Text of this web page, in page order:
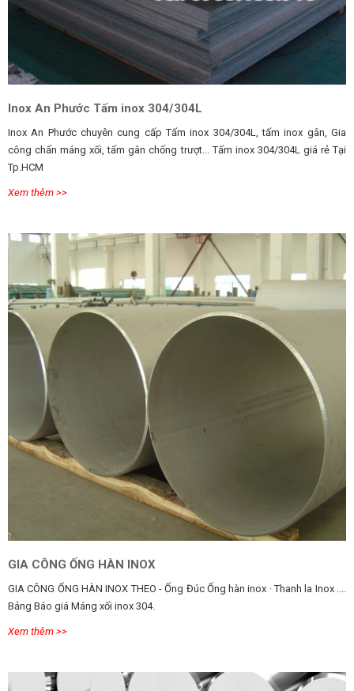
Inox An Phước Tấm inox 304/304L
Inox An Phước chuyên cung cấp Tấm inox 304/304L, tấm inox gân, Gia
công chấn máng xối, tấm gân chống trượt... Tấm inox 304/304L giá rẻ Tại
Tp.HCM
Xem thêm >>
GIA CÔNG ỐNG HÀN INOX
GIA CÔNG ỐNG HÀN INOX THEO - Ống Đúc Ống hàn inox · Thanh la Inox ....
Bảng Báo giá Máng xối inox 304.
Xem thêm >>